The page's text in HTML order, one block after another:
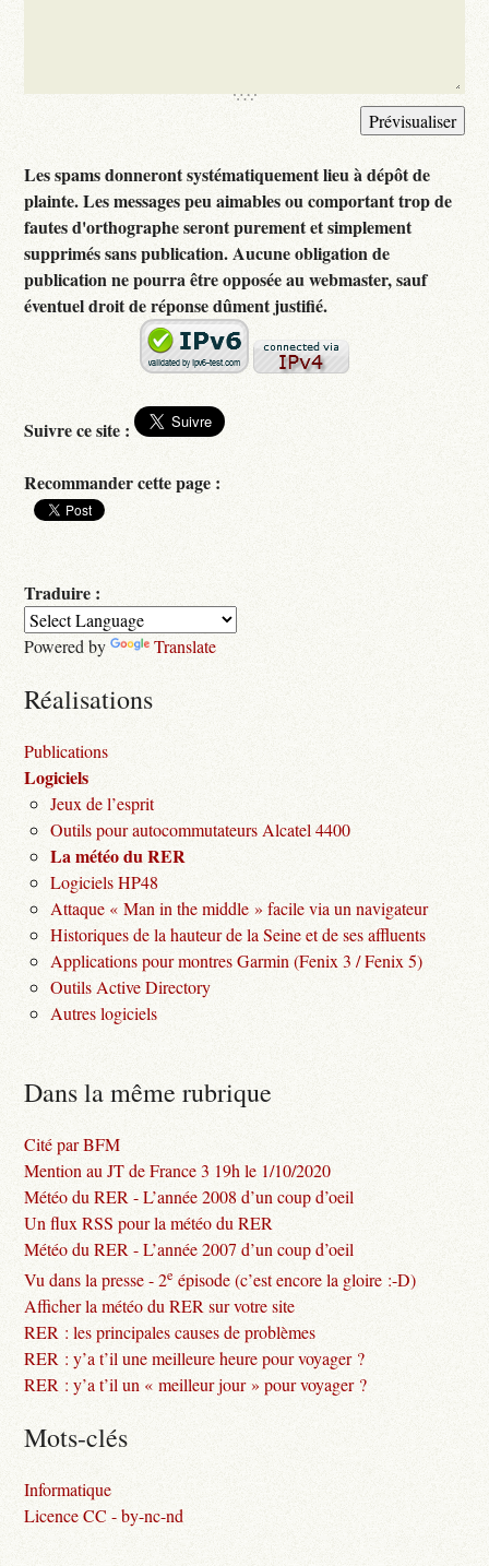
Les spams donneront systématiquement lieu à dépôt de
plainte. Les messages peu aimables ou comportant trop de
fautes d'orthographe seront purement et simplement
supprimés sans publication. Aucune obligation de
publication ne pourra être opposée au webmaster, sauf
éventuel droit de réponse dûment justifié.
Suivre ce site :
Recommander cette page :
Traduire :
Powered by Translate
Réalisations
Publications
Logiciels
Jeux de l’esprit
Outils pour autocommutateurs Alcatel 4400
La météo du RER
Logiciels HP48
Attaque « Man in the middle » facile via un navigateur
Historiques de la hauteur de la Seine et de ses affluents
Applications pour montres Garmin (Fenix 3 / Fenix 5)
Outils Active Directory
Autres logiciels
Dans la même rubrique
Cité par BFM
Mention au JT de France 3 19h le 1/10/2020
Météo du RER - L’année 2008 d’un coup d’oeil
Un flux RSS pour la météo du RER
Météo du RER - L’année 2007 d’un coup d’oeil
Vu dans la presse - 2e épisode (c’est encore la gloire :-D)
Afficher la météo du RER sur votre site
RER : les principales causes de problèmes
RER : y’a t’il une meilleure heure pour voyager ?
RER : y’a t’il un « meilleur jour » pour voyager ?
Mots-clés
Informatique
Licence CC - by-nc-nd